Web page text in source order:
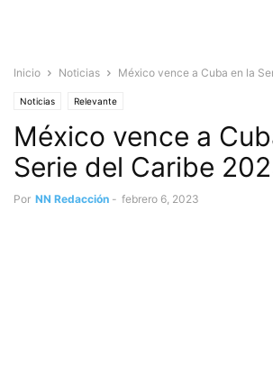
Inicio Noticias México vence a Cuba en la
Noticias Relevante
México vence a
Serie del Caribe
Por NN Redacción - febrero 6, 2023